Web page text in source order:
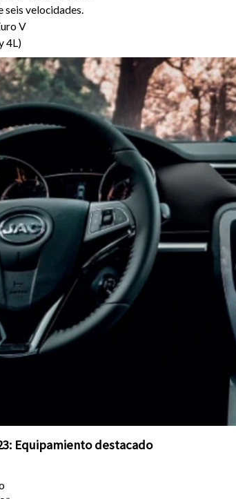
velocidades.
V
4L)
Equipamiento destacado